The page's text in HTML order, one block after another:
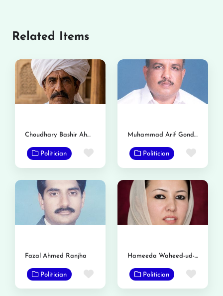
Related Items
Choudhary Bashir Ahmed Bosal
Politician Favorite
Muhammad Arif Gondal Chimoana
Politician
Fazal Ahmed Ranjha
Politician Favorite
Hameeda Waheed-ud-Din
Politician